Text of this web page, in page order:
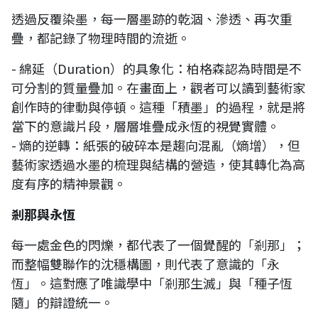
透過反覆染墨，每一層墨跡的乾涸、滲透、再次重
疊，都記錄了物理時間的流逝。
- 綿延（Duration）的具象化：柏格森認為時間是不
可分割的質量疊加。在畫面上，觀者可以讀到藝術家
創作時的律動與停頓。這種「積墨」的過程，就是將
當下的意識片段，層層堆疊成永恆的視覺實體。
- 熵的逆轉：紙張的破碎本是趨向混亂（熵增），但
藝術家透過水墨的梳理與結構的營造，使其轉化為高
度有序的精神景觀。
剎那與永恆
每一處金色的閃爍，都代表了一個覺醒的「剎那」；
而整幅雙聯作的沈穩構圖，則代表了意識的「永
恆」。這對應了唯識學中「剎那生滅」與「種子恆
隨」的辯證統一。